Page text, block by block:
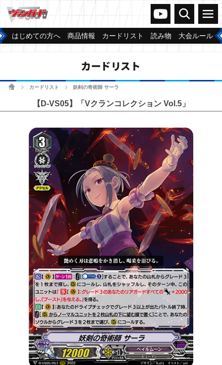
ヴァンガードch
検索 メニュー
はじめての方へ 商品情報 カードリスト 読み物 大会ルール
カードリスト
ホームカードリスト 妖剣の奇術師 サーラ
【D-VS05】「Vクランコレクション Vol.5」